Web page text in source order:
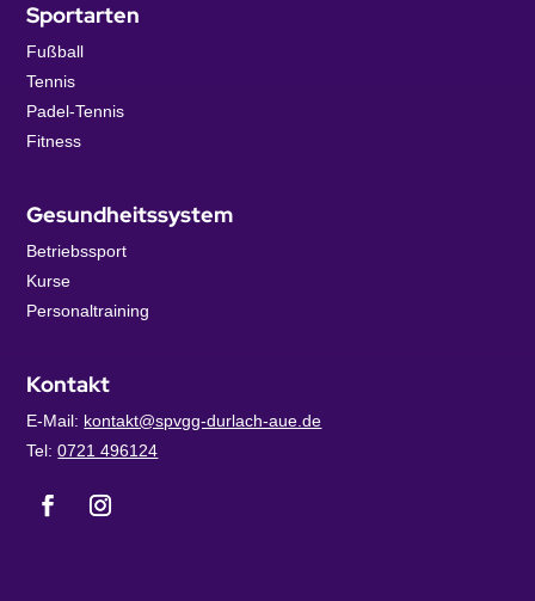
Sportarten
Fußball
Tennis
Padel-Tennis
Fitness
Gesundheitssystem
Betriebssport
Kurse
Personaltraining
Kontakt
E-Mail: kontakt@spvgg-durlach-aue.de
Tel:0721 496124